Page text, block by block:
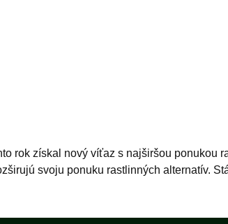
rok získal nový víťaz s najširšou ponukou
svoju ponuku rastlinných alternatív.